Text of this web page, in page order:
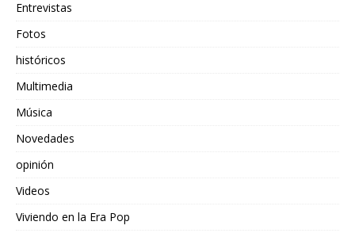
Entrevistas
Fotos
históricos
Multimedia
Música
Novedades
opinión
Videos
Viviendo en la Era Pop